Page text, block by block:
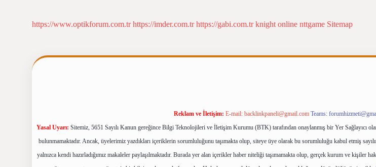
https://www.optikforum.com.tr https://imder.com.tr https://gabi.com.tr knight online nttgame Sitemap
Reklam ve İletişim: E-mail: backlinkpaneli@gmail.com Teams:
Yasal Uyarı: Sitemiz, 5651 Sayılı Kanun gereğince Bilgi Teknolojileri ve İletişim Kurumu (BTK) tarafından onaylanmış bir Yer Sağlayıcı
bulunmamaktadır. Ancak, üyelerimiz yazdıkları içeriklerin sorumluluğunu taşımakta olup, siteye üye olarak bu sorumluluğu kabul etmiş
yalnızca kendi hazırladığımız makaleler paylaşılmaktadır. Burada yer alan içerikler haber niteliği taşımamakta olup, gerçek kurum ve